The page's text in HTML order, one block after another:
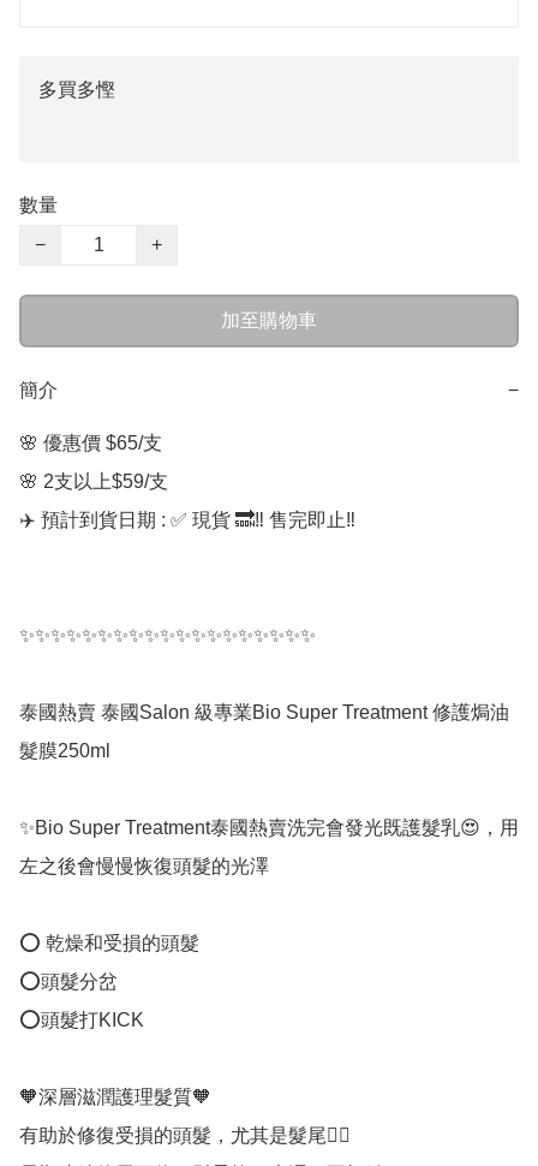
多買多慳
數量
−
+
加至購物車
簡介 −
🌸 優惠價 $65/支
🌸 2支以上$59/支
✈️ 預計到貨日期 : ✅ 現貨 🔜‼️ 售完即止‼️
✨✨✨✨✨✨✨✨✨✨✨✨✨✨✨✨✨✨✨
泰國熱賣 泰國Salon 級專業Bio Super Treatment 修護焗油
髮膜250ml
✨Bio Super Treatment泰國熱賣洗完會發光既護髮乳😍，用
左之後會慢慢恢復頭髮的光澤
⭕️ 乾燥和受損的頭髮
⭕️頭髮分岔
⭕️頭髮打KICK
🧡深層滋潤護理髮質🧡
有助於修復受損的頭髮，尤其是髮尾👍🏻